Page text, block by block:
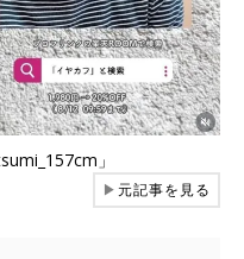
」
▶元記事を見る